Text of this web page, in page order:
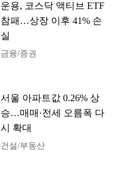
운용, 코스닥 액티브 ETF
참패…상장 이후 41% 손
실
금융/증권
서울 아파트값 0.26% 상
승…매매·전세 오름폭 다
시 확대
건설/부동산